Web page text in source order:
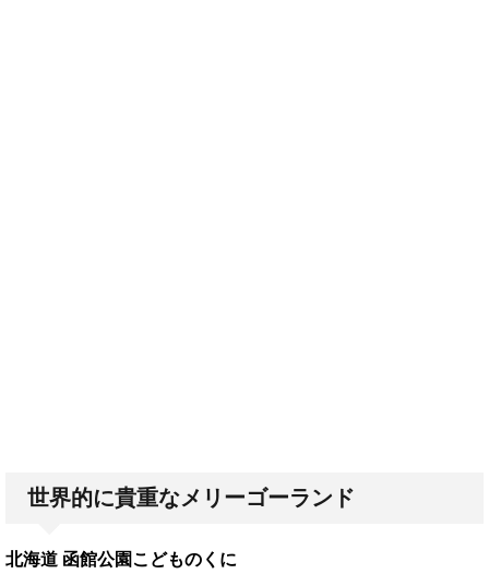
世界的に貴重なメリーゴーランド
北海道 函館公園こどものくに